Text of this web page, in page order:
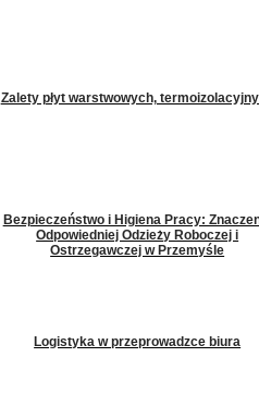
Zalety płyt warstwowych,
Bezpieczeństwo i Higiena Pracy:
Odpowiedniej Odzieży Roboczej i
Ostrzegawczej w Przemyśle
Logistyka w przeprowadzce biura